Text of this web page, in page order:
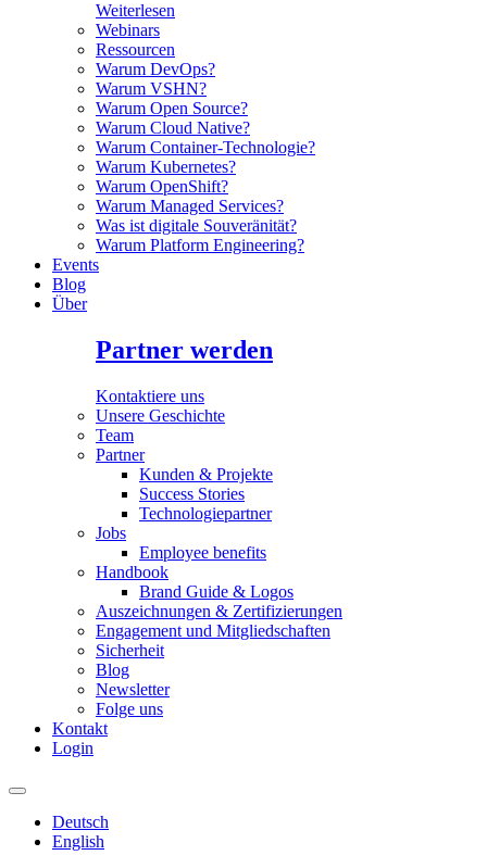
Weiterlesen
Webinars
Ressourcen
Warum DevOps?
Warum VSHN?
Warum Open Source?
Warum Cloud Native?
Warum Container-Technologie?
Warum Kubernetes?
Warum OpenShift?
Warum Managed Services?
Was ist digitale Souveränität?
Warum Platform Engineering?
Events
Blog
Über
Partner werden
Kontaktiere uns
Unsere Geschichte
Team
Partner
Kunden & Projekte
Success Stories
Technologiepartner
Jobs
Employee benefits
Handbook
Brand Guide & Logos
Auszeichnungen & Zertifizierungen
Engagement und Mitgliedschaften
Sicherheit
Blog
Newsletter
Folge uns
Kontakt
Login
Deutsch
English